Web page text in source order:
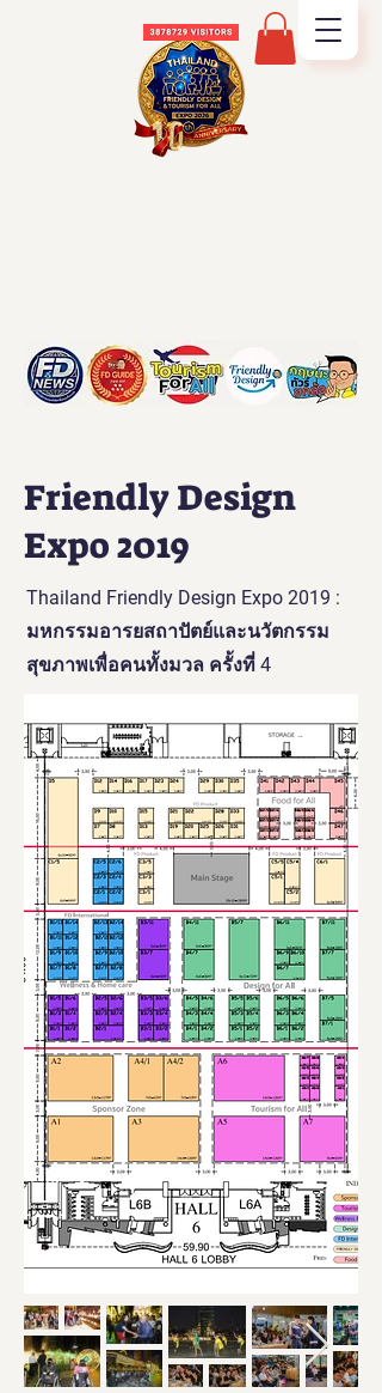
Friendly Design
Expo 2019
Thailand Friendly Design Expo 2019 :
มหกรรมอารยสถาปัตย์และนวัตกรรม
สุขภาพเพื่อคนทั้งมวล ครั้งที่ 4